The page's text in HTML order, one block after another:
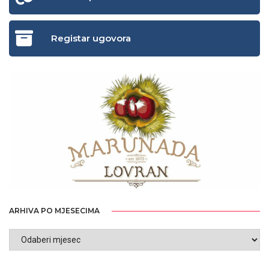
Registar ugovora
ARHIVA PO MJESECIMA
ARHIVA